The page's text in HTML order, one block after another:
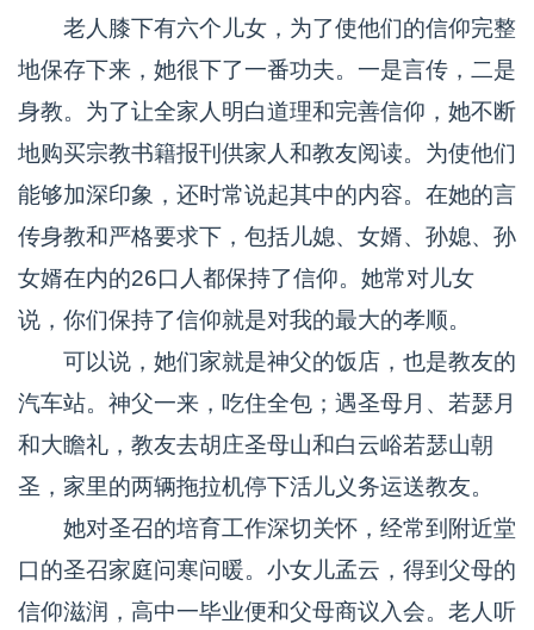
老人膝下有六个儿女，为了使他们的信仰完整
地保存下来，她很下了一番功夫。一是言传，二是
身教。为了让全家人明白道理和完善信仰，她不断
地购买宗教书籍报刊供家人和教友阅读。为使他们
能够加深印象，还时常说起其中的内容。在她的言
传身教和严格要求下，包括儿媳、女婿、孙媳、孙
女婿在内的26口人都保持了信仰。她常对儿女
说，你们保持了信仰就是对我的最大的孝顺。
可以说，她们家就是神父的饭店，也是教友的
汽车站。神父一来，吃住全包；遇圣母月、若瑟月
和大瞻礼，教友去胡庄圣母山和白云峪若瑟山朝
圣，家里的两辆拖拉机停下活儿义务运送教友。
她对圣召的培育工作深切关怀，经常到附近堂
口的圣召家庭问寒问暖。小女儿孟云，得到父母的
信仰滋润，高中一毕业便和父母商议入会。老人听